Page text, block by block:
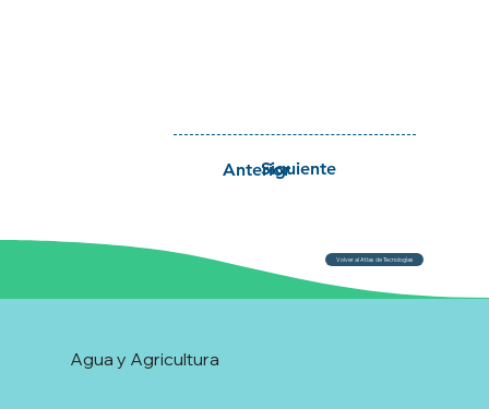
Siguiente
Anterior
Volver al Atlas de Tecnologías
Agua y Agricultura